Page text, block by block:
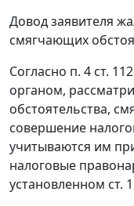
Довод заявителя
смягчающих
Согласно п. 4 ст. 112
органом,
обстоятельства,
совершение
учитываются им
налоговые
установленном ст.